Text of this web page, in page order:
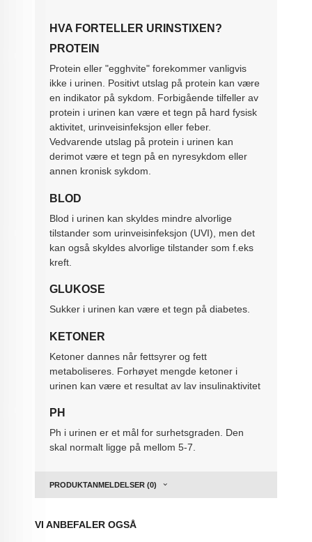
HVA FORTELLER URINSTIXEN?
PROTEIN
Protein eller "egghvite" forekommer vanligvis
ikke i urinen. Positivt utslag på protein kan være
en indikator på sykdom. Forbigående tilfeller av
protein i urinen kan være et tegn på hard fysisk
aktivitet, urinveisinfeksjon eller feber.
Vedvarende utslag på protein i urinen kan
derimot være et tegn på en nyresykdom eller
annen kronisk sykdom.
BLOD
Blod i urinen kan skyldes mindre alvorlige
tilstander som urinveisinfeksjon (UVI), men det
kan også skyldes alvorlige tilstander som f.eks
kreft.
GLUKOSE
Sukker i urinen kan være et tegn på diabetes.
KETONER
Ketoner dannes når fettsyrer og fett
metaboliseres. Forhøyet mengde ketoner i
urinen kan være et resultat av lav insulinaktivitet
PH
Ph i urinen er et mål for surhetsgraden. Den
skal normalt ligge på mellom 5-7.
PRODUKTANMELDELSER (0)
VI ANBEFALER OGSÅ